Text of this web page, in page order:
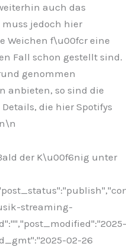
auch das
jedoch hier
Weichen f\u00fcr eine
Fall schon gestellt sind.
genommen
anbieten, so sind die
die hier Spotifys
\n
der K\u00f6nig unter
streaming-
02-26